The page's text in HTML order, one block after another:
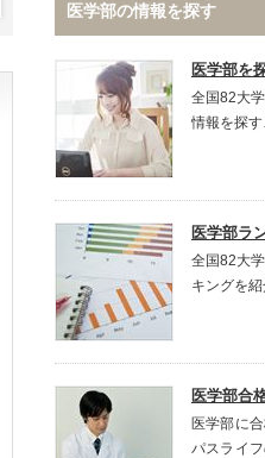
医学部の情報を探す
医学部を
全国82大
情報を探す
医学部ラ
全国82大
キングを紹
医学部合
医学部に
パスライ